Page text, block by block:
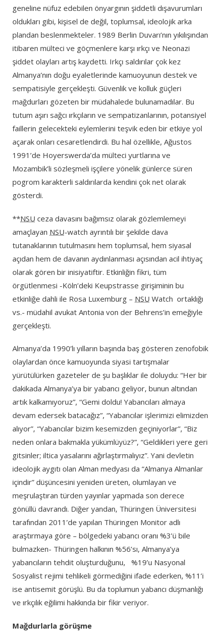
geneline nüfuz edebilen önyargının şiddetli dışavurumları
oldukları gibi, kişisel de değil, toplumsal, ideolojik arka
plandan beslenmekteler. 1989 Berlin Duvarı’nın yıkılışından
itibaren mülteci ve göçmenlere karşı ırkçı ve Neonazi
şiddet olayları artış kaydetti. Irkçı saldırılar çok kez
Almanya’nın doğu eyaletlerinde kamuoyunun destek ve
sempatisiyle gerçekleşti. Güvenlik ve kolluk güçleri
mağdurları gözeten bir müdahalede bulunamadılar. Bu
tutum aşırı sağcı ırkçıların ve sempatizanlarının, potansiyel
faillerin gelecekteki eylemlerini teşvik eden bir etkiye yol
açarak onları cesaretlendirdi. Bu hal özellikle, Ağustos
1991’de Hoyerswerda’da mülteci yurtlarına ve
Mozambik’li sözleşmeli işçilere yönelik günlerce süren
pogrom karakterli saldırılarda kendini çok net olarak
gösterdi.
**NSU ceza davasını bağımsız olarak gözlemlemeyi
amaçlayan NSU-watch ayrıntılı bir şekilde dava
tutanaklarının tutulmasını hem toplumsal, hem siyasal
açıdan hem de davanın aydınlanması açısından acil ihtiyaç
olarak gören bir inisiyatiftir. Etkinliğin fikri, tüm
örgütlenmesi -Köln’deki Keupstrasse girişiminin bu
etkinliğe dahli ile Rosa Luxemburg – NSU Watch ortaklığı
vs.- müdahil avukat Antonia von der Behrens’in emeğiyle
gerçekleşti.
Almanya’da 1990’lı yılların başında baş gösteren zenofobik
olaylardan önce kamuoyunda siyasi tartışmalar
yürütülürken gazeteler de şu başlıklar ile doluydu: “Her bir
dakikada Almanya’ya bir yabancı geliyor, bunun altından
artık kalkamıyoruz”, “Gemi doldu! Yabancıları almaya
devam edersek batacağız”, “Yabancılar işlerimizi elimizden
alıyor”, “Yabancılar bizim kesemizden geçiniyorlar”, “Biz
neden onlara bakmakla yükümlüyüz?”, “Geldikleri yere geri
gitsinler; iltica yasalarını ağırlaştırmalıyız”. Yani devletin
ideolojik aygıtı olan Alman medyası da “Almanya Almanlar
içindir” düşüncesini yeniden üreten, olumlayan ve
meşrulaştıran türden yayınlar yapmada son derece
gönüllü davrandı. Diğer yandan, Thüringen Üniversitesi
tarafından 2011’de yapılan Thüringen Monitor adlı
araştırmaya göre – bölgedeki yabancı oranı %3’ü bile
bulmazken- Thüringen halkının %56’sı, Almanya’ya
yabancıların tehdit oluşturduğunu, %19’u Nasyonal
Sosyalist rejimi tehlikeli görmediğini ifade ederken, %11’i
ise antisemit görüşlü. Bu da toplumun yabancı düşmanlığı
ve ırkçılık eğilimi hakkında bir fikir veriyor.
Mağdurlarla görüşme